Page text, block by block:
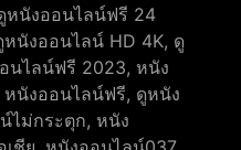
หนังออนไลน์ฟรี 24
นังออนไลน์ HD 4K, ดู
นไลน์ฟรี 2023, หนัง
นังออนไลน์ฟรี, ดูหนัง
ไม่กระตุก, หนัง